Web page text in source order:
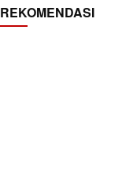
REKOMENDASI